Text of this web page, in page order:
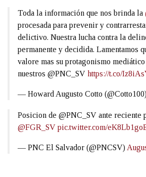
Toda la información que nos brinda la
procesada para prevenir y
delictivo. Nuestra lucha contra la
permanente y decidida. Lamentamos
valore mas su protagonismo
nuestros @PNC_SV https://t.co/
— Howard Augusto Cotto (@Cotto100)
Posicion de @PNC_SV ante reciente
@FGR_SV pic.twitter.com/
— PNC El Salvador (@PNCSV)